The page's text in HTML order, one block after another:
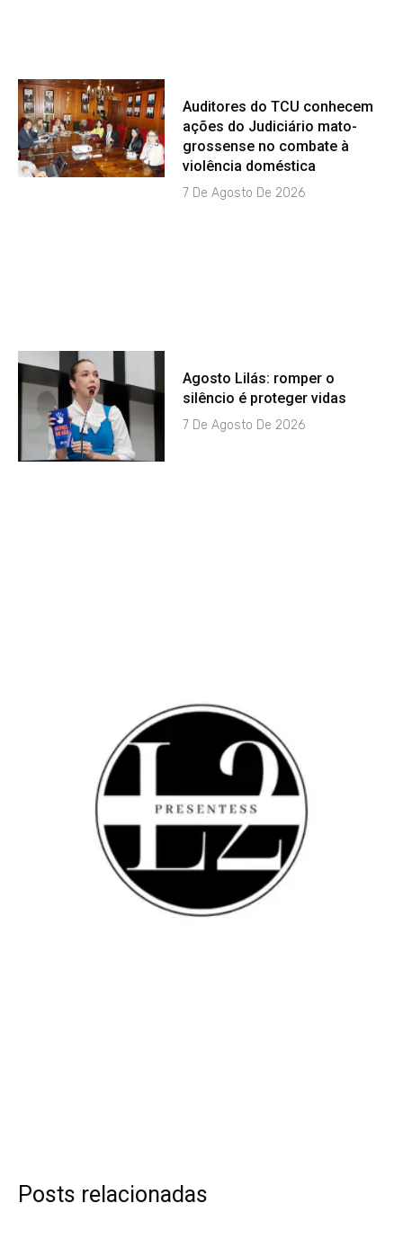
Auditores do TCU conhecem
ações do Judiciário mato-
grossense no combate à
violência doméstica
7 De Agosto De 2026
Agosto Lilás: romper o
silêncio é proteger vidas
7 De Agosto De 2026
Posts relacionadas